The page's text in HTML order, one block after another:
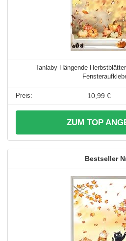
Tanlaby Hängende
10,99 €
ZUM TOP